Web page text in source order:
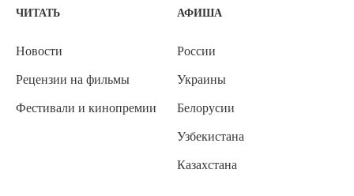
ЧИТАТЬ
Новости
Рецензии на фильмы
Фестивали и кинопремии
АФИША
России
Украины
Белорусии
Узбекистана
Казахстана